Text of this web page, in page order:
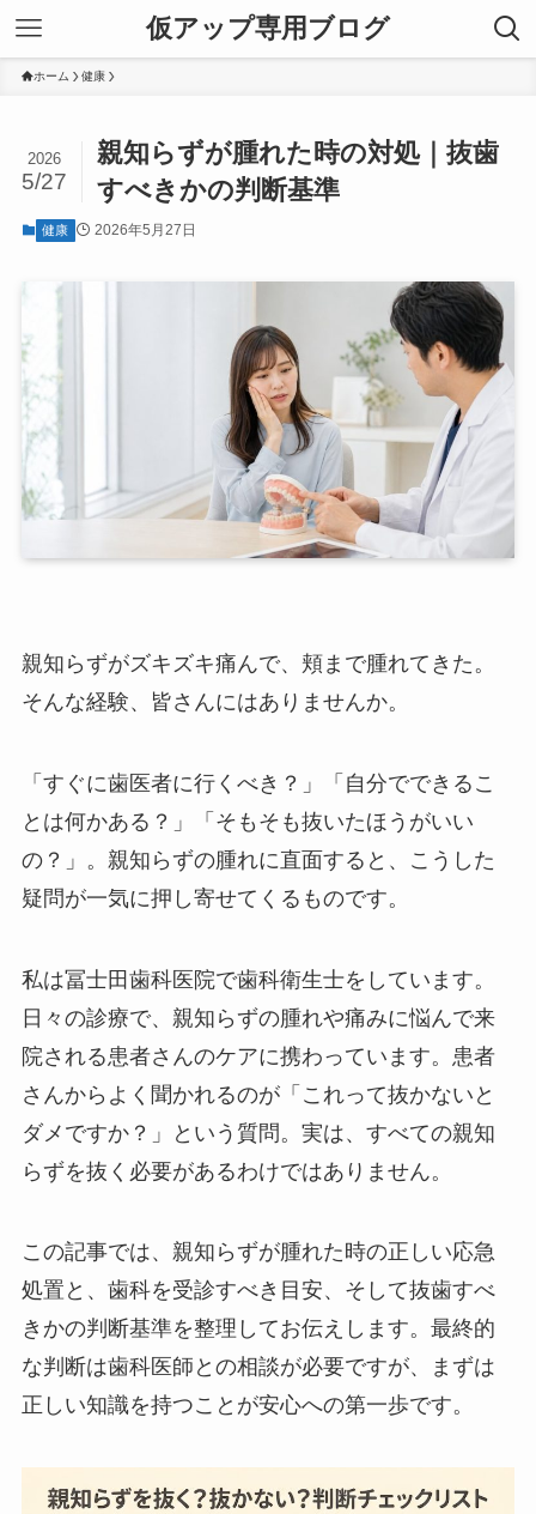
仮アップ専用ブログ
ホーム 健康
親知らずが腫れた時の対処｜抜歯
すべきかの判断基準
2026
5/27
健康 2026年5月27日
親知らずがズキズキ痛んで、頬まで腫れてきた。
そんな経験、皆さんにはありませんか。
「すぐに歯医者に行くべき？」「自分でできるこ
とは何かある？」「そもそも抜いたほうがいい
の？」。親知らずの腫れに直面すると、こうした
疑問が一気に押し寄せてくるものです。
私は冨士田歯科医院で歯科衛生士をしています。
日々の診療で、親知らずの腫れや痛みに悩んで来
院される患者さんのケアに携わっています。患者
さんからよく聞かれるのが「これって抜かないと
ダメですか？」という質問。実は、すべての親知
らずを抜く必要があるわけではありません。
この記事では、親知らずが腫れた時の正しい応急
処置と、歯科を受診すべき目安、そして抜歯すべ
きかの判断基準を整理してお伝えします。最終的
な判断は歯科医師との相談が必要ですが、まずは
正しい知識を持つことが安心への第一歩です。